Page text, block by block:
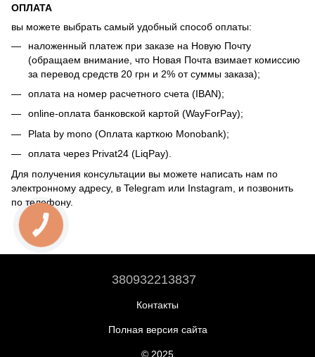
ОПЛАТА
вы можете выбрать самый удобный способ оплаты:
наложенный платеж при заказе на Новую Почту
(обращаем внимание, что Новая Почта взимает комиссию
за перевод средств 20 грн и 2% от суммы заказа);
оплата на номер расчетного счета (IBAN);
online-оплата банковской картой (WayForPay);
Plata by mono (Оплата карткою Monobank);
оплата через Privat24 (LiqPay).
Для получения консультации вы можете написать нам по
электронному адресу, в Telegram или Instagram, и позвонить
по телефону.
380932213837
Контакты
Полная версия сайта
© 2025